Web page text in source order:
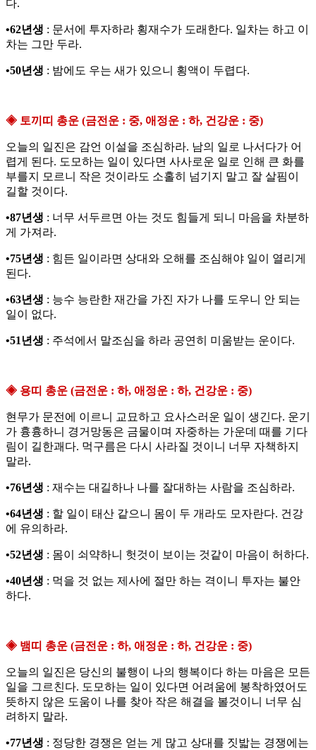
다.
•62년생 : 문서에 투자하라 횡재수가 도래한다. 일차는 하고 이
차는 그만 두라.
•50년생 : 밤에도 우는 새가 있으니 횡액이 두렵다.
◈ 토끼띠 총운 (금전운 : 중, 애정운 : 하, 건강운 : 중)
오늘의 일진은 감언 이설을 조심하라. 남의 일로 나서다가 어
렵게 된다. 도모하는 일이 있다면 사사로운 일로 인해 큰 화를
부를지 모르니 작은 것이라도 소홀히 넘기지 말고 잘 살핌이
길할 것이다.
•87년생 : 너무 서두르면 아는 것도 힘들게 되니 마음을 차분하
게 가져라.
•75년생 : 힘든 일이라면 상대와 오해를 조심해야 일이 열리게
된다.
•63년생 : 능수 능란한 재간을 가진 자가 나를 도우니 안 되는
일이 없다.
•51년생 : 주석에서 말조심을 하라 공연히 미움받는 운이다.
◈ 용띠 총운 (금전운 : 하, 애정운 : 하, 건강운 : 중)
현무가 문전에 이르니 교묘하고 요사스러운 일이 생긴다. 운기
가 흉흉하니 경거망동은 금물이며 자중하는 가운데 때를 기다
림이 길한괘다. 먹구름은 다시 사라질 것이니 너무 자책하지
말라.
•76년생 : 재수는 대길하나 나를 잘대하는 사람을 조심하라.
•64년생 : 할 일이 태산 같으니 몸이 두 개라도 모자란다. 건강
에 유의하라.
•52년생 : 몸이 쇠약하니 헛것이 보이는 것같이 마음이 허하다.
•40년생 : 먹을 것 없는 제사에 절만 하는 격이니 투자는 불안
하다.
◈ 뱀띠 총운 (금전운 : 하, 애정운 : 하, 건강운 : 중)
오늘의 일진은 당신의 불행이 나의 행복이다 하는 마음은 모든
일을 그르친다. 도모하는 일이 있다면 어려움에 봉착하였어도
뜻하지 않은 도움이 나를 찾아 작은 해결을 볼것이니 너무 심
려하지 말라.
•77년생 : 정당한 경쟁은 얻는 게 많고 상대를 짓밟는 경쟁에는